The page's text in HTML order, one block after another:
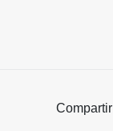
Compartir